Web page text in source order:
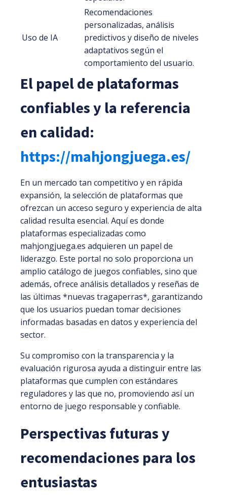
Uso de IA
Recomendaciones
personalizadas, análisis
predictivos y diseño de niveles
adaptativos según el
comportamiento del usuario.
El papel de plataformas
confiables y la referencia
en calidad:
https://mahjongjuega.es/
En un mercado tan competitivo y en rápida
expansión, la selección de plataformas que
ofrezcan un acceso seguro y experiencia de alta
calidad resulta esencial. Aquí es donde
plataformas especializadas como
mahjongjuega.es adquieren un papel de
liderazgo. Este portal no solo proporciona un
amplio catálogo de juegos confiables, sino que
además, ofrece análisis detallados y reseñas de
las últimas *nuevas tragaperras*, garantizando
que los usuarios puedan tomar decisiones
informadas basadas en datos y experiencia del
sector.
Su compromiso con la transparencia y la
evaluación rigurosa ayuda a distinguir entre las
plataformas que cumplen con estándares
reguladores y las que no, promoviendo así un
entorno de juego responsable y confiable.
Perspectivas futuras y
recomendaciones para los
entusiastas